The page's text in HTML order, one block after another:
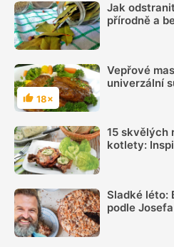
Jak
přírodně a
Hodnocení
18×
Vepřové
univerzální
15 skvělých
kotlety:
Sladké léto:
podle